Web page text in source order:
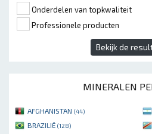
Onderdelen van topkwaliteit
Professionele producten
Bekijk de
MINERALEN
AFGHANISTAN (44)
BRAZILIË (128)